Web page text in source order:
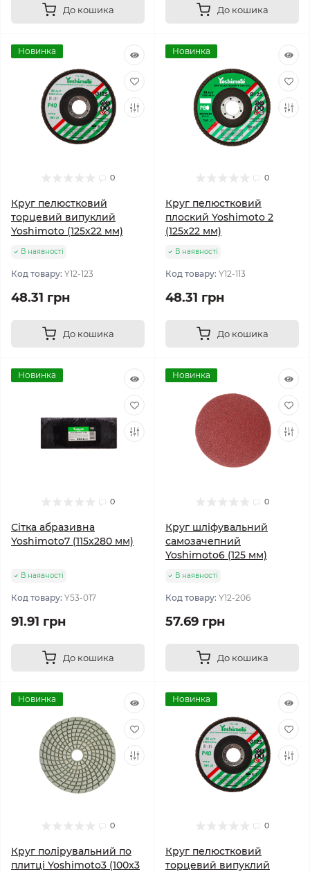
До кошика До кошика
Новинка
0
Круг пелюстковий
торцевий випуклий
Yoshimoto (125х22 мм)
В наявності
Код товару: Y12-123
48.31 грн
До кошика
Новинка
0
Круг пелюстковий
плоский Yoshimoto 2
(125х22 мм)
В наявності
Код товару: Y12-113
48.31 грн
До кошика
Новинка
0
Сітка абразивна
Yoshimoto7 (115х280 мм)
В наявності
Код товару: Y53-017
91.91 грн
До кошика
Новинка
0
Круг шлiфувальний
самозачепний
Yoshimoto6 (125 мм)
В наявності
Код товару: Y12-206
57.69 грн
До кошика
Новинка
0
Круг полірувальний по
плитці Yoshimoto3 (100х3
Новинка
0
Круг пелюстковий
торцевий випуклий